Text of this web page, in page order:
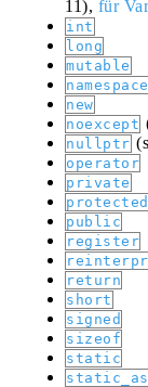
11), für
int
long
mutable
namespace
new
noexcept
nullptr
operator
private
protected
public
register
return
short
signed
sizeof
static